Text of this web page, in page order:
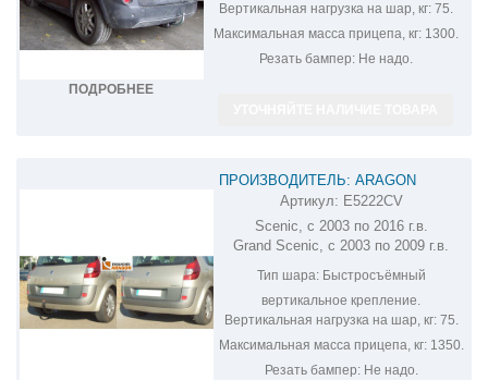
ПОДРОБНЕЕ
Вертикальная нагрузка на шар, кг:75.
Максимальная масса прицепа, кг:1300.
Резать бампер:Не надо.
ПРОИЗВОДИТЕЛЬ: ARAGON
ФАРКОП НА RENAULT SCENIC
E5222CV
Артикул: E5222CV
Scenic, с 2003 по 2016 г.в.
Grand Scenic, с 2003 по 2009 г.в.
Тип шара:Быстросъёмный
вертикальное крепление.
Вертикальная нагрузка на шар, кг:75.
Максимальная масса прицепа, кг:1350.
Резать бампер:Не надо.